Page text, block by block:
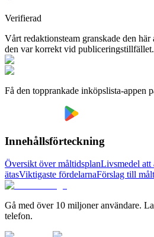
Verifierad
Vårt redaktionsteam granskade den
den var korrekt vid publiceringstillfället.
Få den topprankade inköpslista-appen
Innehållsförteckning
Översikt över måltidsplanLivsmedel att
ätasViktigaste fördelarnaFörslag till
Gå med över 10 miljoner användare.
telefon.